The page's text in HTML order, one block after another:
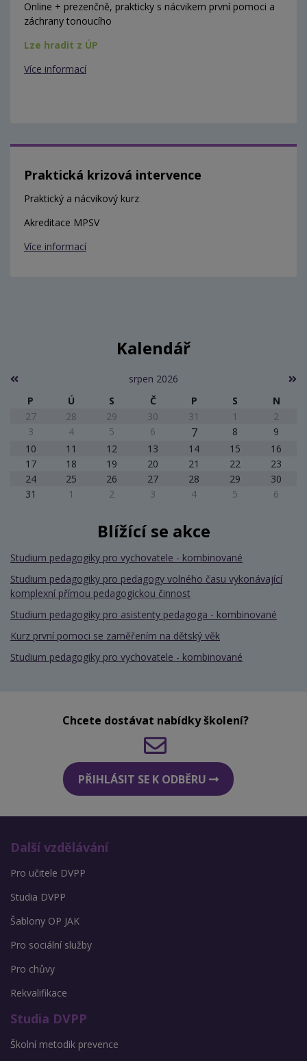
Online + prezenčně, prakticky s nácvikem první pomoci a
záchrany tonoucího
Lze hradit z ÚP
Více informací
Praktická krizová intervence
Praktický a nácvikový kurz
Akreditace MPSV
Více informací
Kalendář
srpen 2026
P
Ú S Č P S
N
27
28 29 30 31 1
2
3
4 5 6 7 8
9
10
11 12 13 14 15
16
17
18 19 20 21 22
23
24
25 26 27 28 29
30
31
1 2 3 4 5 6
Blížící se akce
Studium pedagogiky pro vychovatele - kombinované
Studium pedagogiky pro pedagogy volného času vykonávající
komplexní přímou pedagogickou činnost
Studium pedagogiky pro asistenty pedagoga - kombinované
Kurz první pomoci se zaměřením na dětský věk
Studium pedagogiky pro vychovatele - kombinované
Chcete dostávat nabídky školení?
PŘIHLÁSIT SE K ODBĚRU
Další vzdělávání
Pro učitele DVPP
Studia DVPP
Šablony OP JAK
Pro sociální služby
Pro chůvy
Rekvalifikace
Studia DVPP
Školní metodik prevence